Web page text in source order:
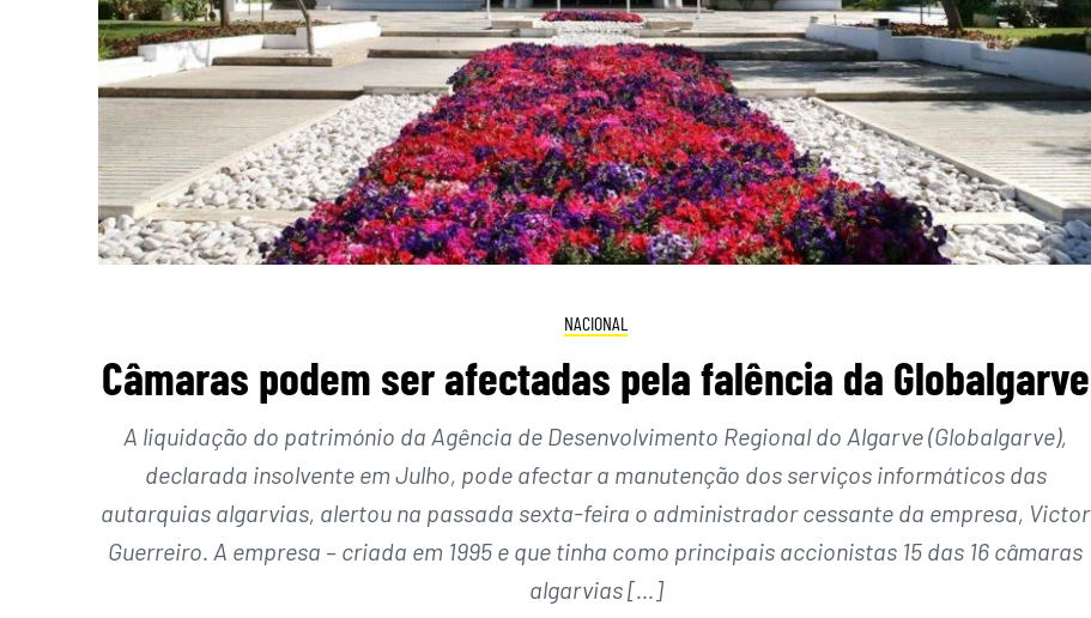
NACIONAL
Câmaras podem ser afectadas pela falência da Globalgarve
A liquidação do património da Agência de Desenvolvimento Regional do Algarve (Globalgarve),
declarada insolvente em Julho, pode afectar a manutenção dos serviços informáticos das
autarquias algarvias, alertou na passada sexta-feira o administrador cessante da empresa, Victor
Guerreiro. A empresa – criada em 1995 e que tinha como principais accionistas 15 das 16 câmaras
algarvias […]